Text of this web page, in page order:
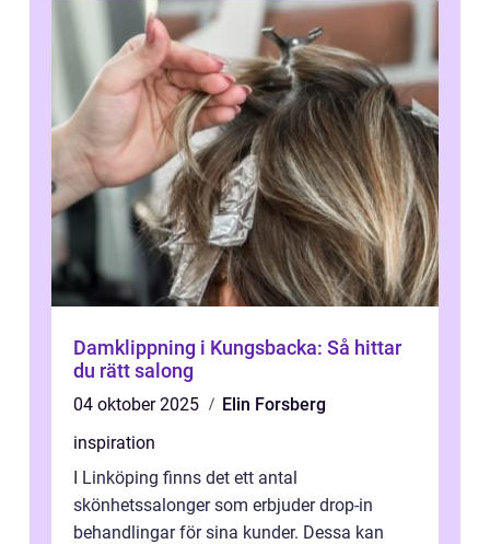
Damklippning i Kungsbacka: Så hittar
du rätt salong
04 oktober 2025
Elin Forsberg
inspiration
I Linköping finns det ett antal
skönhetssalonger som erbjuder drop-in
behandlingar för sina kunder. Dessa kan